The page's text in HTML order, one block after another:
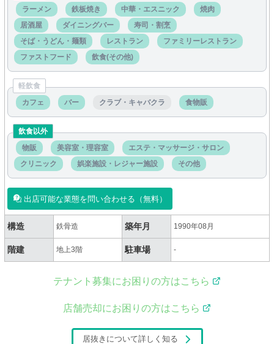
ラーメン
鉄板焼き 中華・エスニック
焼肉
居酒屋
ダイニングバー
寿司・割烹
そば・うどん・麺類
レストラン
ファミリーレストラン
ファストフード
飲食(その他)
軽飲食
カフェ
バー クラブ・キャバクラ 食物販
飲食以外
物販
美容室・理容室
エステ・マッサージ・サロン
クリニック
娯楽施設・レジャー施設 その他
出店可能な業態を問い合わせる（無料）
構造 鉄骨造 築年月 1990年08月
階建 地上3階 駐車場 -
テナント募集にお困りの方はこちら
店舗売却にお困りの方はこちら
居抜きについて詳しく知る